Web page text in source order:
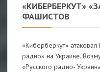
«КИБЕРБЕРКУТ»
ФАШИСТОВ
«Киберберкут» атаковал
радио» на Украине.
«Русского радио-